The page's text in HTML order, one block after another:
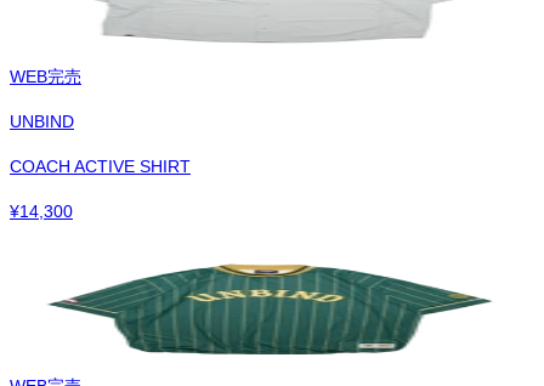
WEB完売
UNBIND
COACH ACTIVE SHIRT
¥14,300